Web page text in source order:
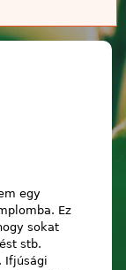
egy
Ez
sokat
stb.
Ifjúsági